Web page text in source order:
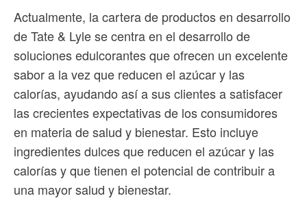
Actualmente, la cartera de productos en desarrollo
de Tate & Lyle se centra en el desarrollo de
soluciones edulcorantes que ofrecen un excelente
sabor a la vez que reducen el azúcar y las
calorías, ayudando así a sus clientes a satisfacer
las crecientes expectativas de los consumidores
en materia de salud y bienestar. Esto incluye
ingredientes dulces que reducen el azúcar y las
calorías y que tienen el potencial de contribuir a
una mayor salud y bienestar.